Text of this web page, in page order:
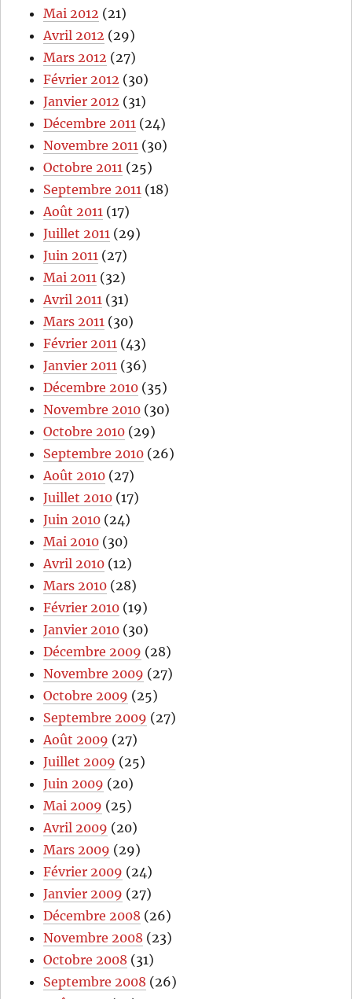
Mai 2012 (21)
Avril 2012 (29)
Mars 2012 (27)
Février 2012 (30)
Janvier 2012 (31)
Décembre 2011 (24)
Novembre 2011 (30)
Octobre 2011 (25)
Septembre 2011 (18)
Août 2011 (17)
Juillet 2011 (29)
Juin 2011 (27)
Mai 2011 (32)
Avril 2011 (31)
Mars 2011 (30)
Février 2011 (43)
Janvier 2011 (36)
Décembre 2010 (35)
Novembre 2010 (30)
Octobre 2010 (29)
Septembre 2010 (26)
Août 2010 (27)
Juillet 2010 (17)
Juin 2010 (24)
Mai 2010 (30)
Avril 2010 (12)
Mars 2010 (28)
Février 2010 (19)
Janvier 2010 (30)
Décembre 2009 (28)
Novembre 2009 (27)
Octobre 2009 (25)
Septembre 2009 (27)
Août 2009 (27)
Juillet 2009 (25)
Juin 2009 (20)
Mai 2009 (25)
Avril 2009 (20)
Mars 2009 (29)
Février 2009 (24)
Janvier 2009 (27)
Décembre 2008 (26)
Novembre 2008 (23)
Octobre 2008 (31)
Septembre 2008 (26)